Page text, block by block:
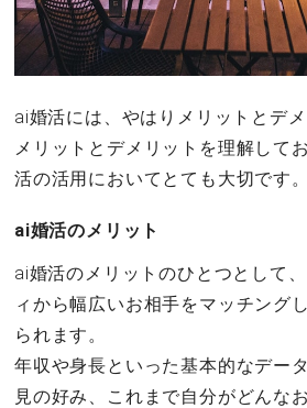
ai婚活には、やはりメリットとデ
メリットとデメリットを理解して
活の活用においてとても大切です。
ai婚活のメリット
ai婚活のメリットのひとつとして
ィから幅広いお相手をマッチング
られます。
年収や身長といった基本的なデー
見の好み、これまで自分がどんな